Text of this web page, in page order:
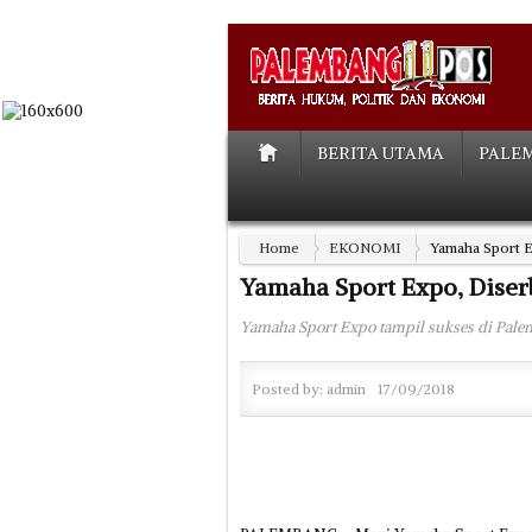
BERITA UTAMA
Home EKONOMI Yamaha Sport
Yamaha Sport Expo,
Yamaha Sport Expo tampil sukses di
Posted by: admin 17/09/2018